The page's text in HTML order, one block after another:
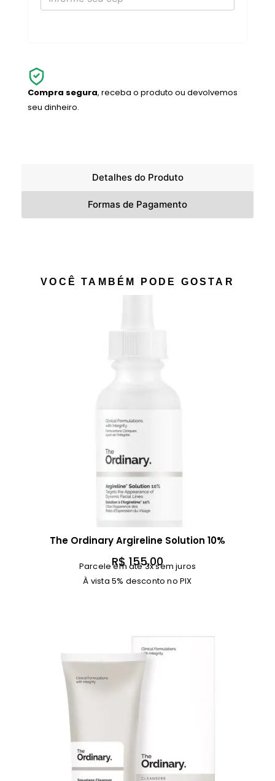
Compra segura, receba o produto ou devolvemos
seu dinheiro.
Detalhes do Produto
Formas de Pagamento
VOCÊ TAMBÉM PODE GOSTAR
The Ordinary Argireline Solution 10%
R$155,00
Parcele em até 3x sem juros
À vista 5% desconto no PIX